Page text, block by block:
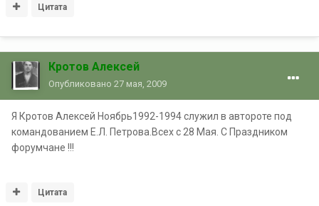
Цитата
Кротов Алексей
Опубликовано 27 мая, 2009
Я Кротов Алексей Ноябрь1992-1994 служил в автороте под
командованием Е.Л. Петрова.Всех с 28 Мая. С Праздником
форумчане !!!
Цитата